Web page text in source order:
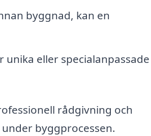
byggnad, kan en
eller specialanpassade
rådgivning och
byggprocessen.